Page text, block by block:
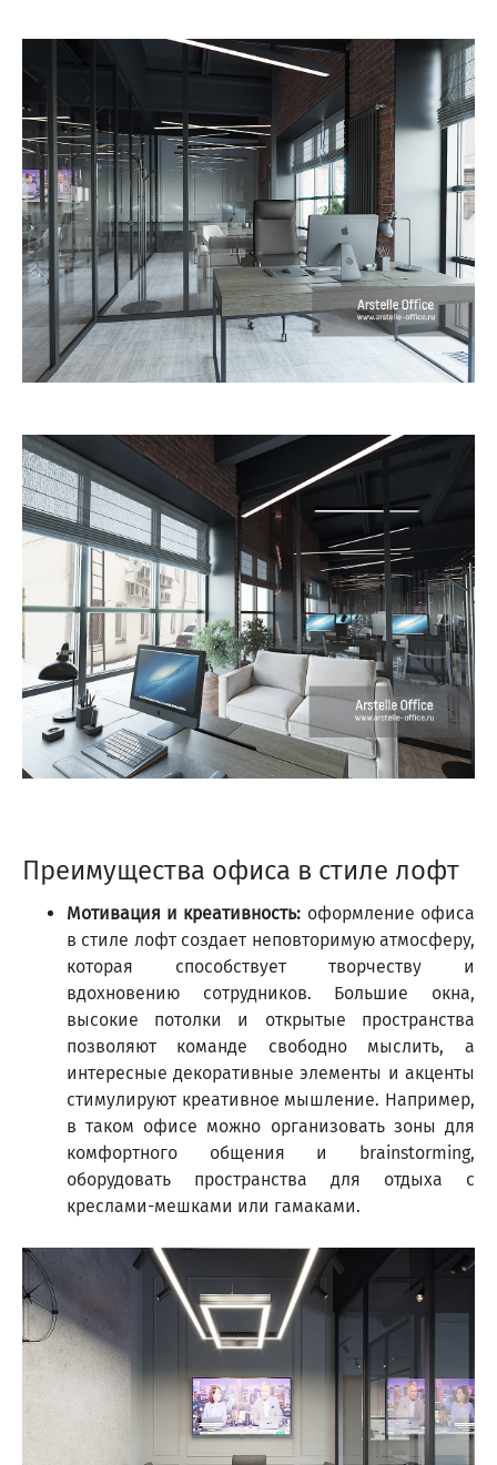
Преимущества офиса в стиле лофт
Мотивация и креативность: оформление офиса
в стиле лофт создает неповторимую атмосферу,
которая способствует творчеству и
вдохновению сотрудников. Большие окна,
высокие потолки и открытые пространства
позволяют команде свободно мыслить, а
интересные декоративные элементы и акценты
стимулируют креативное мышление. Например,
в таком офисе можно организовать зоны для
комфортного общения и brainstorming,
оборудовать пространства для отдыха с
креслами-мешками или гамаками.